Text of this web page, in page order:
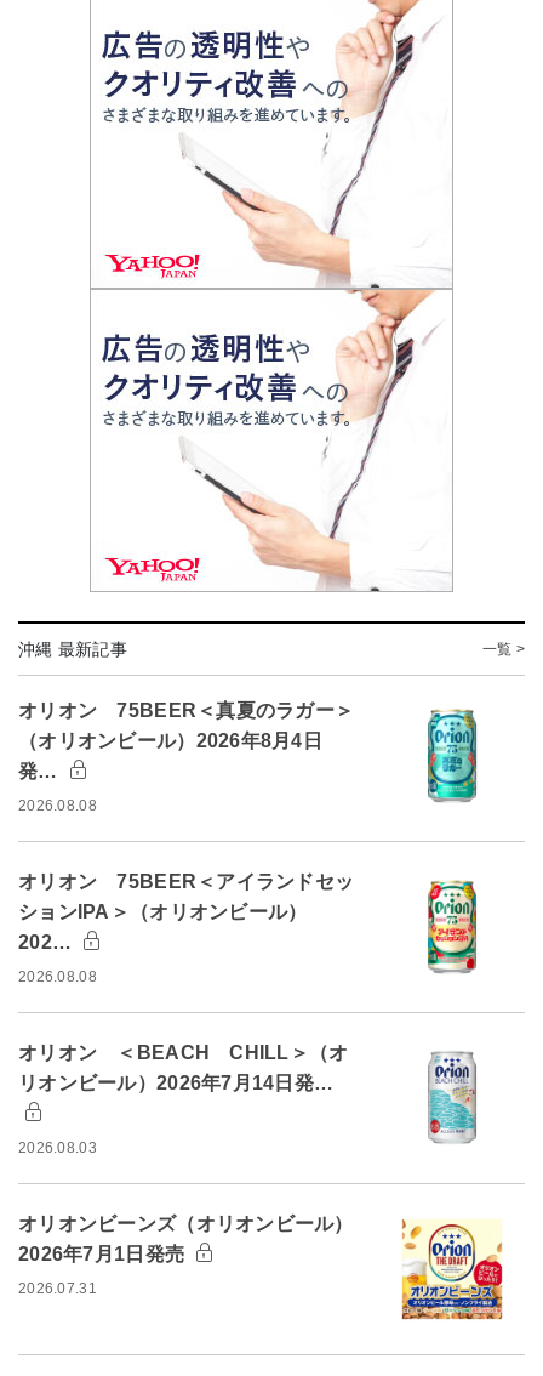
沖縄 最新記事 一覧 >
オリオン 75BEER＜真夏のラガー＞
（オリオンビール）2026年8月4日
発…
2026.08.08
オリオン 75BEER＜アイランドセッ
ションIPA＞（オリオンビール）
202…
2026.08.08
オリオン ＜BEACH CHILL＞（オ
リオンビール）2026年7月14日発…
2026.08.03
オリオンビーンズ（オリオンビール）
2026年7月1日発売
2026.07.31